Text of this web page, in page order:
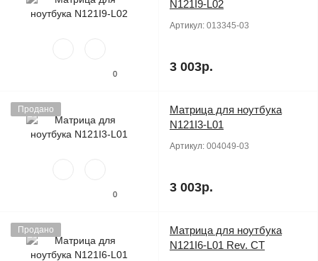
0
N121I9-L02
Артикул: 013345-03
3 003р.
Продано
0
Матрица для ноутбука
N121I3-L01
Артикул: 004049-03
3 003р.
Продано
Матрица для ноутбука
N121I6-L01 Rev. CT